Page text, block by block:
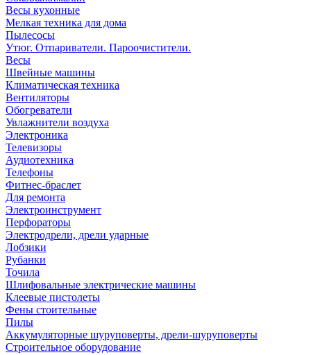
Весы кухонные
Мелкая техника для дома
Пылесосы
Утюг. Отпариватели. Пароочистители.
Весы
Швейные машины
Климатическая техника
Вентиляторы
Обогреватели
Увлажнители воздуха
Электроника
Телевизоры
Аудиотехника
Телефоны
Фитнес-браслет
Для ремонта
Электроинструмент
Перфораторы
Электродрели, дрели ударные
Лобзики
Рубанки
Точила
Шлифовальные электрические машины
Клеевые пистолеты
Фены стоительные
Пилы
Аккумуляторные шуруповерты, дрели-шуруповерты
Строительное оборудование